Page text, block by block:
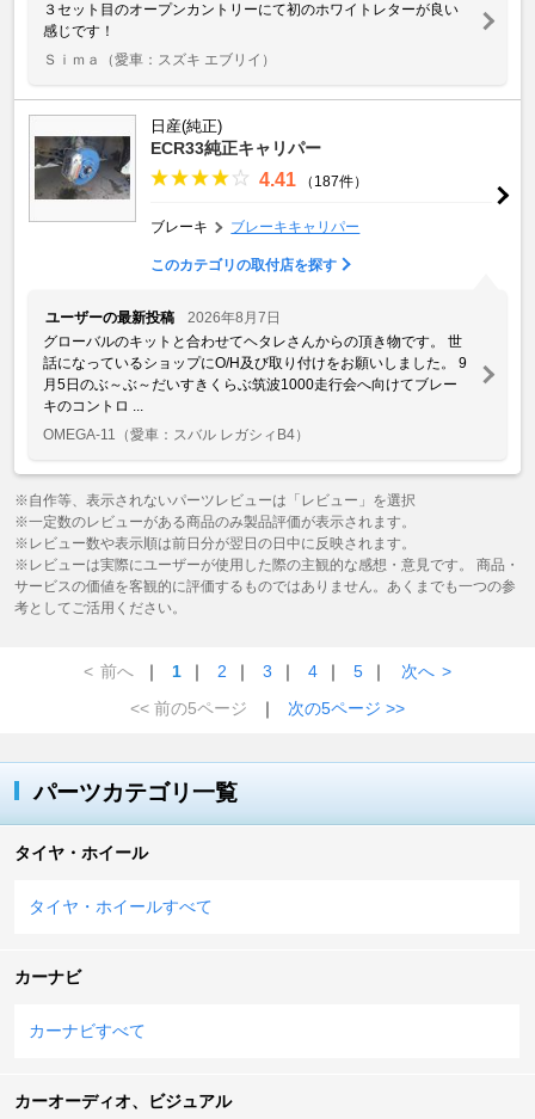
３セット目のオープンカントリーにて初のホワイトレターが良い
感じです！
Ｓｉｍａ
（愛車：スズキ エブリイ）
日産(純正)
ECR33純正キャリパー
4.41 （187件）
ブレーキ ブレーキキャリパー
このカテゴリの取付店を探す
ユーザーの最新投稿
2026年8月7日
グローバルのキットと合わせてヘタレさんからの頂き物です。 世
話になっているショップにO/H及び取り付けをお願いしました。 9
月5日のぶ～ぶ～だいすきくらぶ筑波1000走行会へ向けてブレー
キのコントロ ...
OMEGA-11
（愛車：スバル レガシィB4）
※自作等、表示されないパーツレビューは「レビュー」を選択
※一定数のレビューがある商品のみ製品評価が表示されます。
※レビュー数や表示順は前日分が翌日の日中に反映されます。
※レビューは実際にユーザーが使用した際の主観的な感想・意見です。 商品・
サービスの価値を客観的に評価するものではありません。あくまでも一つの参
考としてご活用ください。
< 前へ ｜ 1 ｜ 2 ｜ 3 ｜ 4 ｜ 5 ｜ 次へ >
<< 前の5ページ
｜ 次の5ページ >>
パーツカテゴリ一覧
タイヤ・ホイール
タイヤ・ホイールすべて
カーナビ
カーナビすべて
カーオーディオ、ビジュアル